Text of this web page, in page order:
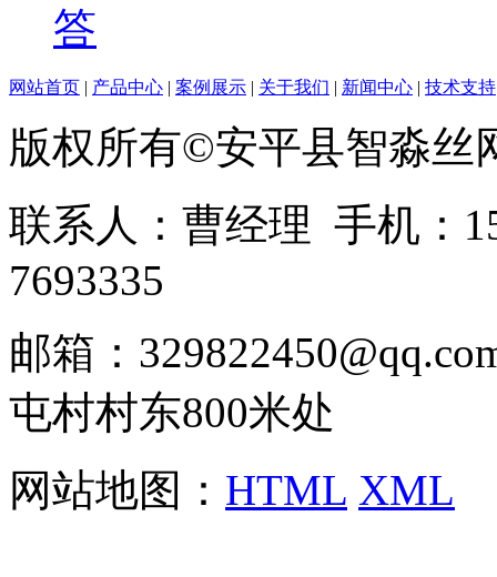
答
网站首页 | 产品中心 | 案例展示 | 关于我们 | 新闻中心 | 技术支持
版权所有©安平县智淼丝
联系人：曹经理 手机：
7693335
邮箱：
屯村村东800米处
网站地图： HTML XML